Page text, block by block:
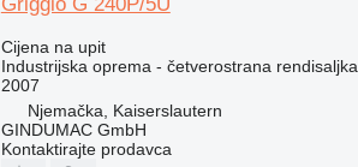
Cijena na upit
Industrijska oprema - četverostrana rendisaljka
2007
Njemačka, Kaiserslautern
GINDUMAC GmbH
Kontaktirajte prodavca